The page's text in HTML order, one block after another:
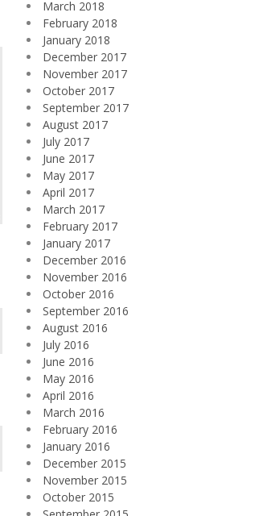
March 2018
February 2018
January 2018
December 2017
November 2017
October 2017
September 2017
August 2017
July 2017
June 2017
May 2017
April 2017
March 2017
February 2017
January 2017
December 2016
November 2016
October 2016
September 2016
August 2016
July 2016
June 2016
May 2016
April 2016
March 2016
February 2016
January 2016
December 2015
November 2015
October 2015